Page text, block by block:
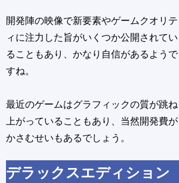
開発陣の映像で新要素やゲームクオリテ
ィに注力した旨がいくつか公開されてい
ることもあり、かなり自信があるようで
すね。
最近のゲームはグラフィックの質が跳ね
上がっていることもあり、当然開発費が
かさむせいもあるでしょう。
デラックスエディション